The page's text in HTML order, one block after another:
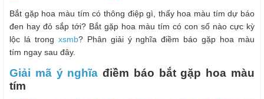
Bắt gặp hoa màu tím có thông điệp gì, thấy hoa màu tím dự báo
đen hay đỏ sắp tới? Bắt gặp hoa màu tím có con số nào cực kỳ
lộc lá trong xsmb? Phân giải ý nghĩa điềm báo gặp hoa màu
tím ngay sau đây.
Giải mã ý nghĩa điềm báo bắt gặp hoa màu
tím